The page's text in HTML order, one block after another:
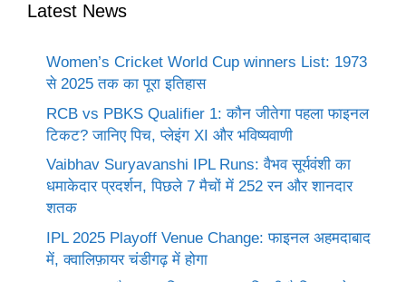
Latest News
Women’s Cricket World Cup winners List: 1973
से 2025 तक का पूरा इतिहास
RCB vs PBKS Qualifier 1: कौन जीतेगा पहला फाइनल
टिकट? जानिए पिच, प्लेइंग XI और भविष्यवाणी
Vaibhav Suryavanshi IPL Runs: वैभव सूर्यवंशी का
धमाकेदार प्रदर्शन, पिछले 7 मैचों में 252 रन और शानदार
शतक
IPL 2025 Playoff Venue Change: फाइनल अहमदाबाद
में, क्वालिफ़ायर चंडीगढ़ में होगा